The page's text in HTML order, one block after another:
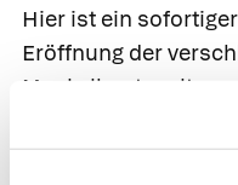
Hier ist ein
Eröffnung der
Muskelhautspaltung